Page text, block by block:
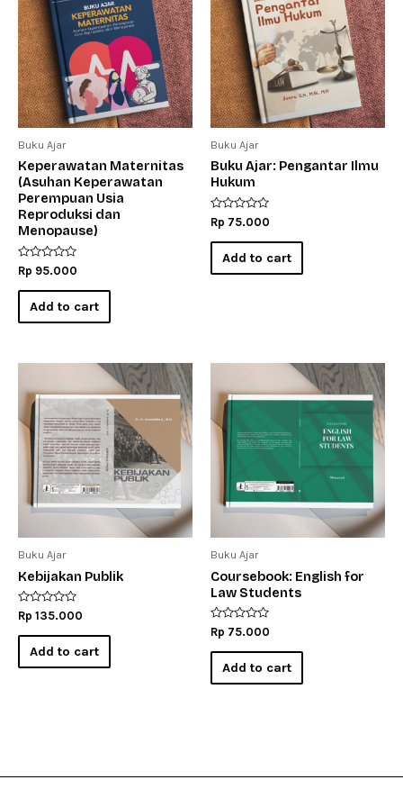
Buku Ajar
Keperawatan Maternitas
(Asuhan Keperawatan
Perempuan Usia
Reproduksi dan
Menopause)
Rated
0
out
Rp 95.000
Add to cart
Buku Ajar
Buku Ajar: Pengantar Ilmu
Hukum
Rated
0
out
Rp 75.000
Add to cart
Buku Ajar
Kebijakan Publik
Rated
0
out
Rp 135.000
Add to cart
Buku Ajar
Coursebook: English for
Law Students
Rated
0
out
Rp 75.000
Add to cart